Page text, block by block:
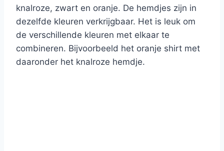
knalroze, zwart en oranje. De hemdjes zijn in
dezelfde kleuren verkrijgbaar. Het is leuk om
de verschillende kleuren met elkaar te
combineren. Bijvoorbeeld het oranje shirt met
daaronder het knalroze hemdje.